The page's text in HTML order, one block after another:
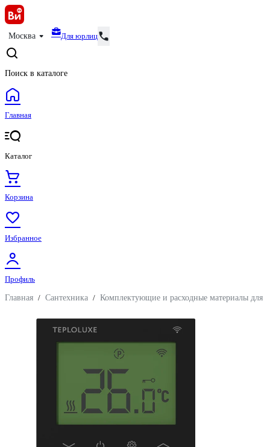
Москва Для юрлиц
Поиск в каталоге
Главная
Каталог
Корзина
Избранное
Профиль
Главная / Сантехника / Комплектующие и расходные материалы для